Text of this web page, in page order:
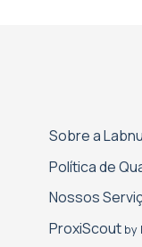
Sobre a
Política de
Nossos
Proxi­Scout by